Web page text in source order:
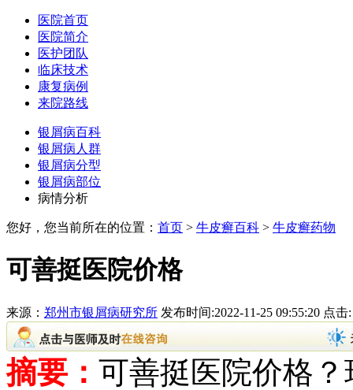
医院首页
医院简介
医护团队
临床技术
康复病例
来院路线
银屑病百科
银屑病人群
银屑病分型
银屑病部位
病情分析
您好，您当前所在的位置： 首页 > 牛皮癣百科 > 牛皮癣药物
可善挺医院价格
来源： 郑州市银屑病研究所 发布时间:2022-11-25 09:55:20 点击:
摘要： 可善挺医院价格